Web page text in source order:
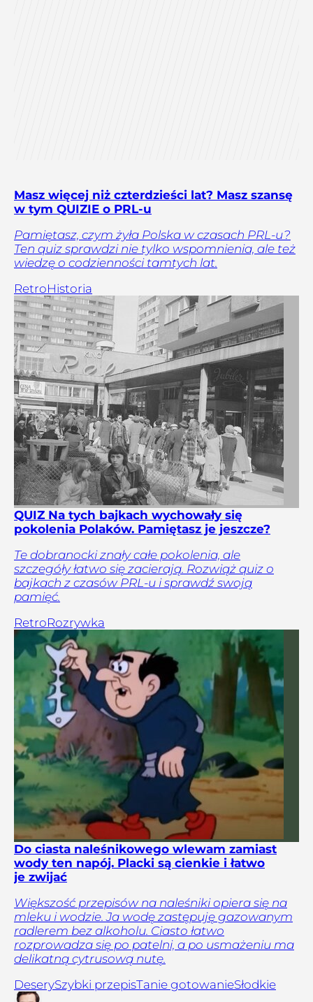
Masz więcej niż czterdzieści lat? Masz szansę
w tym QUIZIE o PRL-u
Pamiętasz, czym żyła Polska w czasach PRL-u?
Ten quiz sprawdzi nie tylko wspomnienia, ale też
wiedzę o codzienności tamtych lat.
RetroHistoria
QUIZ Na tych bajkach wychowały się
pokolenia Polaków. Pamiętasz je jeszcze?
Te dobranocki znały całe pokolenia, ale
szczegóły łatwo się zacierają. Rozwiąż quiz o
bajkach z czasów PRL-u i sprawdź swoją
pamięć.
RetroRozrywka
Do ciasta naleśnikowego wlewam zamiast
wody ten napój. Placki są cienkie i łatwo
je zwijać
Większość przepisów na naleśniki opiera się na
mleku i wodzie. Ja wodę zastępuję gazowanym
radlerem bez alkoholu. Ciasto łatwo
rozprowadza się po patelni, a po usmażeniu ma
delikatną cytrusową nutę.
DeserySzybki przepisTanie gotowanieSłodkie